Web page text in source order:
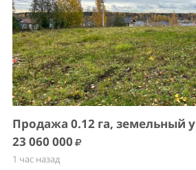
Продажа 0.12 га, земельный
23 060 000
1 час назад